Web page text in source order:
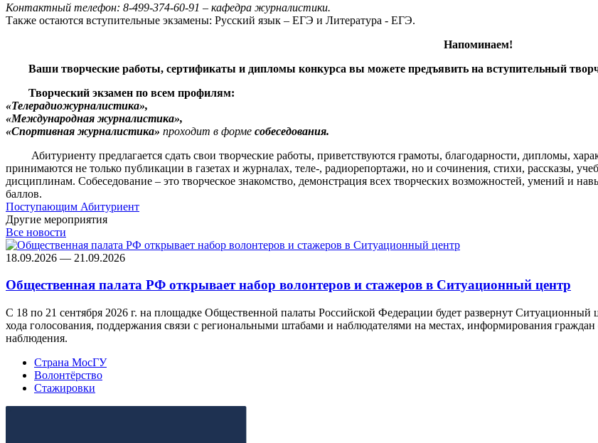
Контактный телефон: 8-499-374-60-91 – кафедра журналистики.
Также остаются вступительные экзамены: Русский язык – ЕГЭ и Литература - ЕГЭ.
Напоминаем!
Ваши творческие работы, сертификаты и дипломы конкурса вы можете предъявить на вступительный
Творческий экзамен по всем профилям:
«Телерадиожурналистика»,
«Международная журналистика»,
«Спортивная журналистика» проходит в форме собеседования.
Абитуриенту предлагается сдать свои творческие работы, приветствуются грамоты, благодарности, дипломы,
принимаются не только публикации в газетах и журналах, теле-, радиорепортажи, но и сочинения, стихи, рассказы,
дисциплинам. Собеседование – это творческое знакомство, демонстрация всех творческих возможностей, умений и
баллов.
Поступающим Абитуриент
Другие мероприятия
Все новости
18.09.2026 — 21.09.2026
Общественная палата РФ открывает набор волонтеров и стажеров в Ситуационный центр
С 18 по 21 сентября 2026 г. на площадке Общественной палаты Российской Федерации будет развернут
хода голосования, поддержания связи с региональными штабами и наблюдателями на местах, информирования граждан
наблюдения.
Страна МосГУ
Волонтёрство
Стажировки